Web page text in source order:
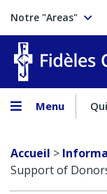
Notre "Areas"
Menu
Accueil >
Support of